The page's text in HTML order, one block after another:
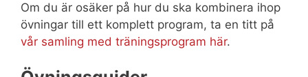
Om du är osäker på hur du ska kombinera ihop
övningar till ett komplett program, ta en titt på
vår samling med träningsprogram här.